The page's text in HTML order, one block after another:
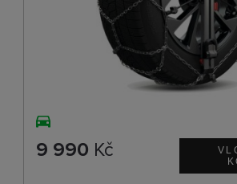
9 990 Kč